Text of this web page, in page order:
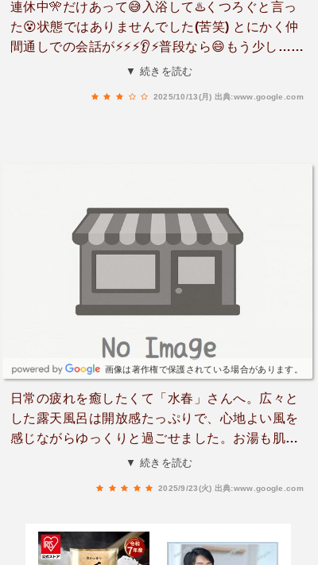
連休中🎌だけあって😅入浴して♨️くつろぐと言っ
た😵状態ではありませんでした(苦笑) とにかく仲
間通しでの会話が⚡⚡⚡👂⚡普段なら😄もう少し…人
とも少なく落ち着いて😌♨️入浴出来た気がしま
▼ 続きを読む
2025/10/13(月) 出典:www.google.com
画像は著作権で保護されている場合があります。
日常の疲れを癒したくて「水春」さんへ。広々と
した露天風呂は開放感たっぷりで、心地よい風を
感じながらゆっくりと過ごせました。お湯も肌に
優しく、つるつるになって大満足です。サウナも
た。定期的に通いたくなる、私にとってのパワー
スポットです！
▼ 続きを読む
2025/9/23(火) 出典:www.google.com